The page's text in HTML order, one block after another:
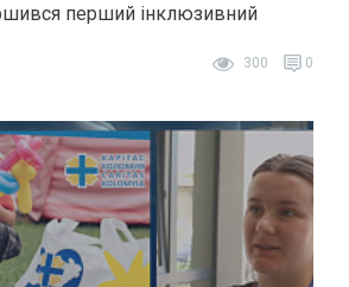
перший інклюзивний
300 0